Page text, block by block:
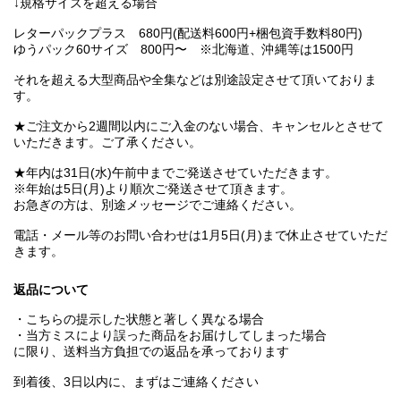
レターパックプラス 680円(配送料600円+梱包資手数料80円)
ゆうパック60サイズ 800円〜 ※北海道、沖縄等は1500円
それを超える大型商品や全集などは別途設定させて頂いておりま
す。
★ご注文から2週間以内にご入金のない場合、キャンセルとさせて
いただきます。ご了承ください。
★年内は31日(水)午前中までご発送させていただきます。
※年始は5日(月)より順次ご発送させて頂きます。
お急ぎの方は、別途メッセージでご連絡ください。
電話・メール等のお問い合わせは1月5日(月)まで休止させていただ
きます。
返品について
・こちらの提示した状態と著しく異なる場合
・当方ミスにより誤った商品をお届けしてしまった場合
に限り、送料当方負担での返品を承っております
到着後、3日以内に、まずはご連絡ください